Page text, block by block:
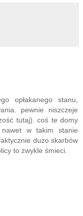
opłakanego stanu,
pewnie niszczeje
tutaj). coś te domy
w takim stanie
dużo skarbów
to zwykle śmieci.